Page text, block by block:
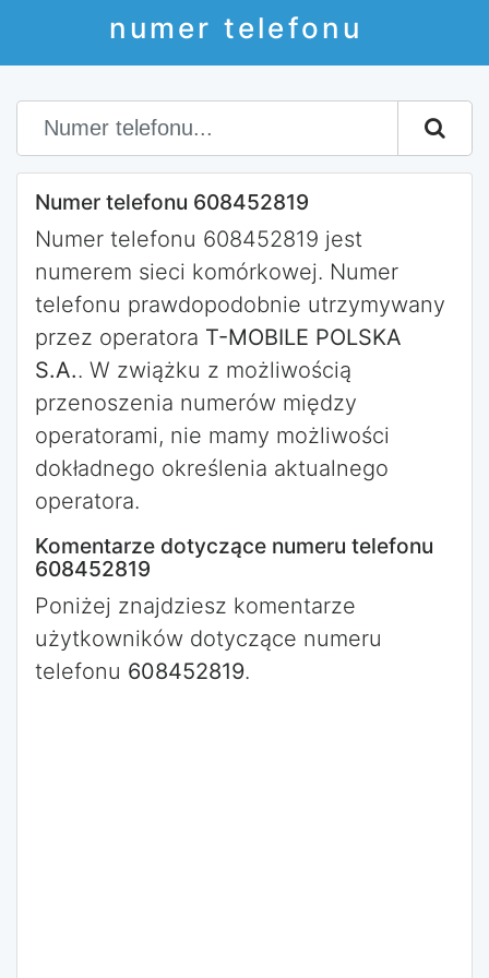
numer telefonu
Numer telefonu 608452819
Numer telefonu 608452819 jest
numerem sieci komórkowej. Numer
telefonu prawdopodobnie utrzymywany
przez operatora T-MOBILE POLSKA
S.A.. W zwiążku z możliwością
przenoszenia numerów między
operatorami, nie mamy możliwości
dokładnego określenia aktualnego
operatora.
Komentarze dotyczące numeru telefonu
608452819
Poniżej znajdziesz komentarze
użytkowników dotyczące numeru
telefonu 608452819.